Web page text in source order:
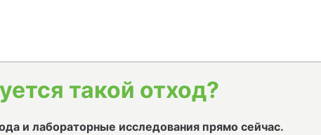
такой отход?
и лабораторные исследования прямо сейчас.